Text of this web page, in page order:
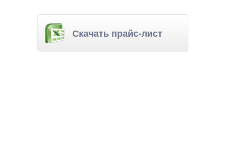
Скачать прайс-лист